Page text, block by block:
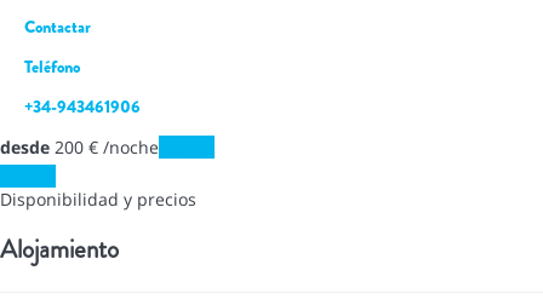
Contactar
Teléfono
+34-943461906
desde 200 € /noche
Disponibilidad y precios
Alojamiento